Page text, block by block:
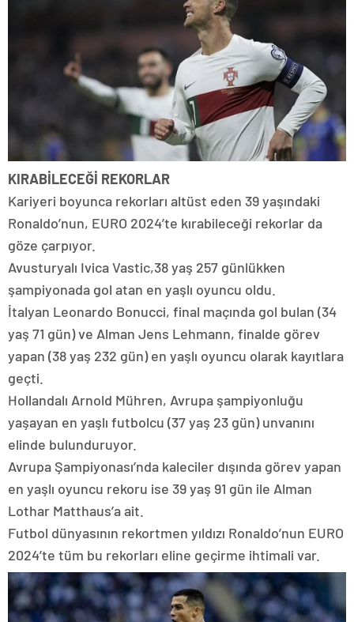
KIRABİLECEĞİ REKORLAR
Kariyeri boyunca rekorları altüst eden 39 yaşındaki
Ronaldo’nun, EURO 2024’te kırabileceği rekorlar da
göze çarpıyor.
Avusturyalı Ivica Vastic,38 yaş 257 günlükken
şampiyonada gol atan en yaşlı oyuncu oldu.
İtalyan Leonardo Bonucci, final maçında gol bulan (34
yaş 71 gün) ve Alman Jens Lehmann, finalde görev
yapan (38 yaş 232 gün) en yaşlı oyuncu olarak kayıtlara
geçti.
Hollandalı Arnold Mühren, Avrupa şampiyonluğu
yaşayan en yaşlı futbolcu (37 yaş 23 gün) unvanını
elinde bulunduruyor.
Avrupa Şampiyonası’nda kaleciler dışında görev yapan
en yaşlı oyuncu rekoru ise 39 yaş 91 gün ile Alman
Lothar Matthaus’a ait.
Futbol dünyasının rekortmen yıldızı Ronaldo’nun EURO
2024’te tüm bu rekorları eline geçirme ihtimali var.